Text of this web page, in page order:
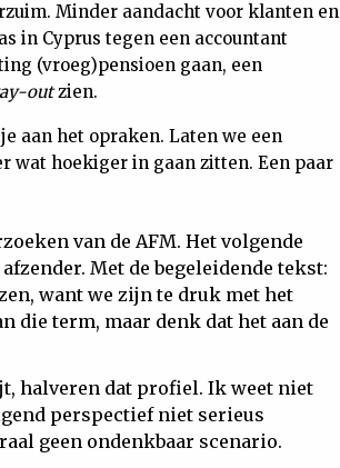
Minder aandacht voor klanten en
in Cyprus tegen een accountant
(vroeg)pensioen gaan, een
outzien.
aan het opraken. Laten we een
wat hoekiger in gaan zitten. Een paar
van de AFM. Het volgende
Met de begeleidende tekst:
want we zijn te druk met het
die term, maar denk dat het aan de
halveren dat profiel. Ik weet niet
perspectief niet serieus
geen ondenkbaar scenario.